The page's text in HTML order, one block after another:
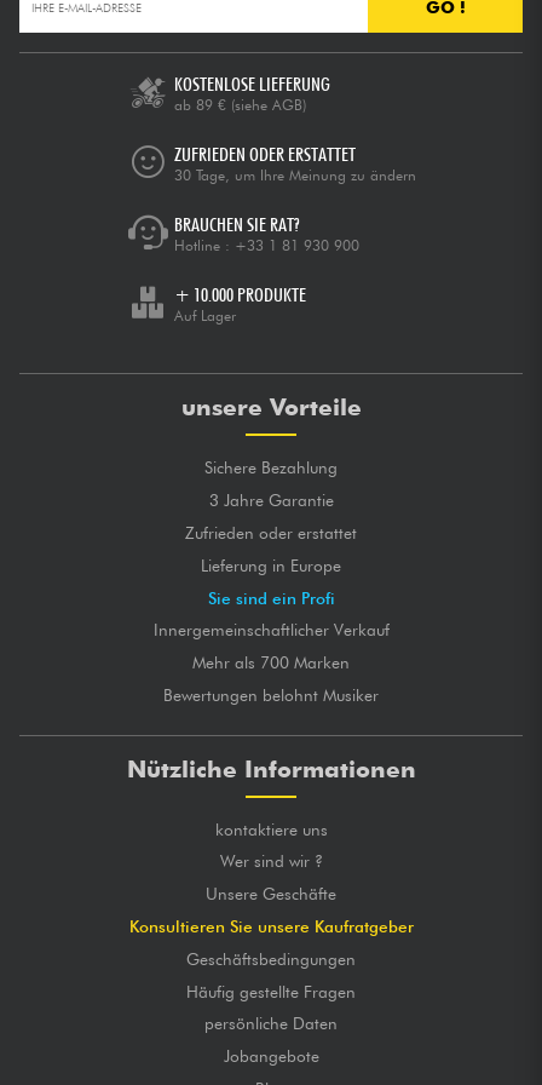
GO !
KOSTENLOSE LIEFERUNG
ab 89 € (siehe AGB)
ZUFRIEDEN ODER ERSTATTET
30 Tage, um Ihre Meinung zu ändern
BRAUCHEN SIE RAT?
Hotline : +33 1 81 930 900
+ 10.000 PRODUKTE
Auf Lager
unsere Vorteile
Sichere Bezahlung
3 Jahre Garantie
Zufrieden oder erstattet
Lieferung in Europe
Sie sind ein Profi
Innergemeinschaftlicher Verkauf
Mehr als 700 Marken
Bewertungen belohnt Musiker
Nützliche Informationen
kontaktiere uns
Wer sind wir ?
Unsere Geschäfte
Konsultieren Sie unsere Kaufratgeber
Geschäftsbedingungen
Häufig gestellte Fragen
persönliche Daten
Jobangebote